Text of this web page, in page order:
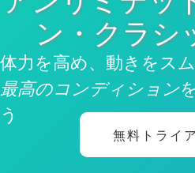
ン・クラシ
体力を高め、動きをスム
最高のコンディション
う
無料トライ